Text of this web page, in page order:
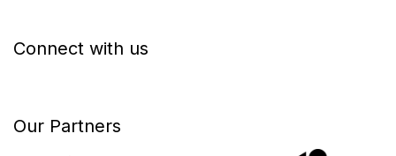
Connect with us
Our Partners